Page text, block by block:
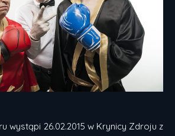
wystąpi 26.02.2015 w Krynicy Zdroju z